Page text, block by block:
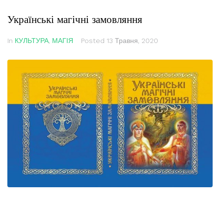
Українські магічні замовляння
In КУЛЬТУРА МАГІЯ Posted 13 Травня, 2020